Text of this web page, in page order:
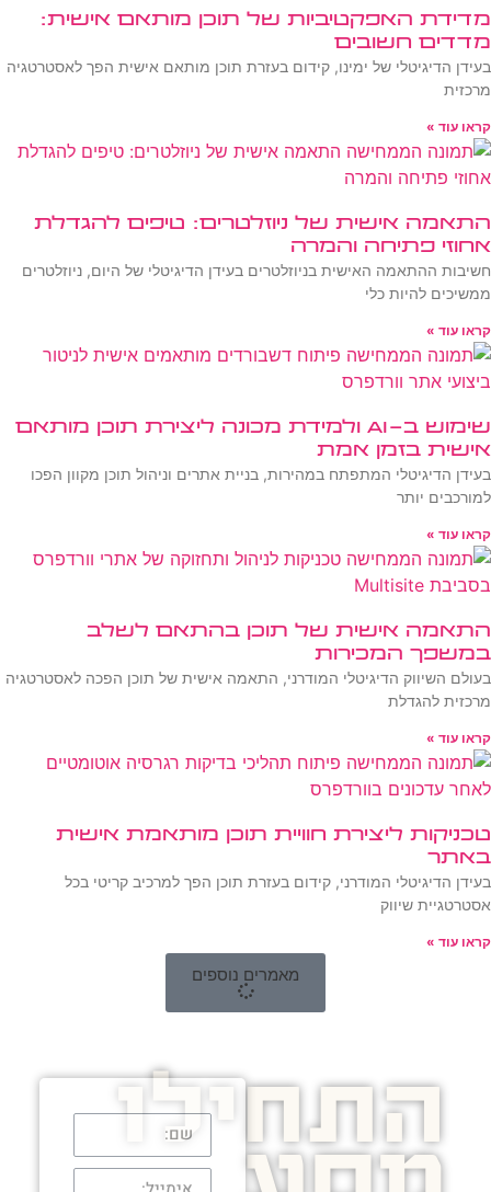
מדידת האפקטיביות של תוכן מותאם אישית:
מדדים חשובים
בעידן הדיגיטלי של ימינו, קידום בעזרת תוכן מותאם אישית הפך לאסטרטגיה
מרכזית
קראו עוד »
התאמה אישית של ניוזלטרים: טיפים להגדלת
אחוזי פתיחה והמרה
חשיבות ההתאמה האישית בניוזלטרים בעידן הדיגיטלי של היום, ניוזלטרים
ממשיכים להיות כלי
קראו עוד »
שימוש ב-AI ולמידת מכונה ליצירת תוכן מותאם
אישית בזמן אמת
בעידן הדיגיטלי המתפתח במהירות, בניית אתרים וניהול תוכן מקוון הפכו
למורכבים יותר
קראו עוד »
התאמה אישית של תוכן בהתאם לשלב
במשפך המכירות
בעולם השיווק הדיגיטלי המודרני, התאמה אישית של תוכן הפכה לאסטרטגיה
מרכזית להגדלת
קראו עוד »
טכניקות ליצירת חוויית תוכן מותאמת אישית
באתר
בעידן הדיגיטלי המודרני, קידום בעזרת תוכן הפך למרכיב קריטי בכל
אסטרטגיית שיווק
קראו עוד »
מאמרים נוספים
התחילו